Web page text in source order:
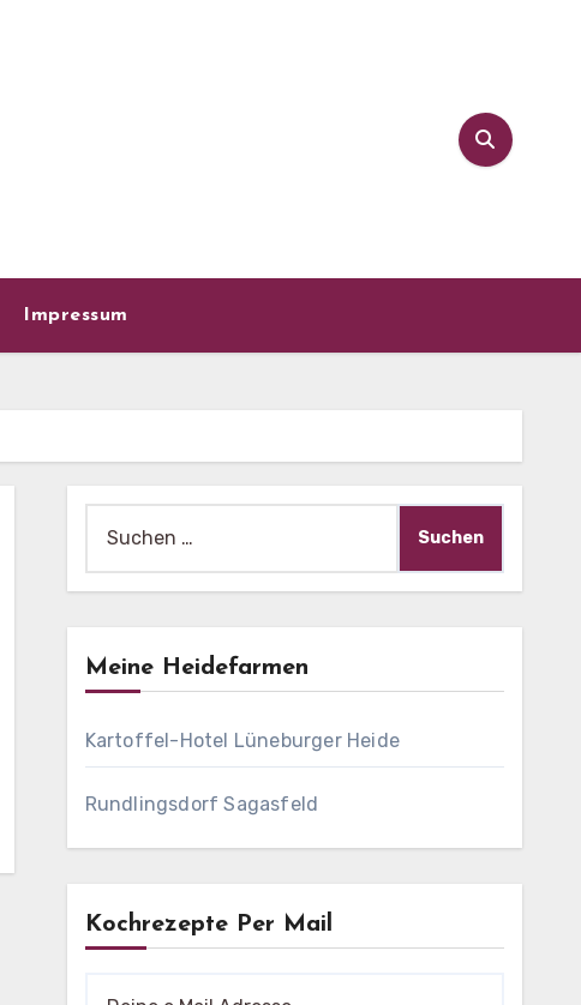
Impressum
nach:
Meine Heidefarmen
Kartoffel-Hotel Lüneburger Heide
Rundlingsdorf Sagasfeld
Kochrezepte Per Mail